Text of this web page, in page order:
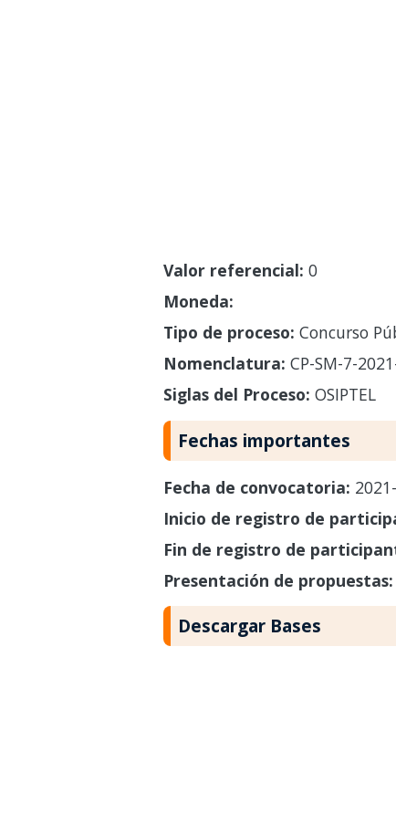
Valor referencial: 0
Moneda:
Tipo de proceso: Concurso
Nomenclatura: CP-SM-7-
Siglas del Proceso: OSIPTEL
Fechas importantes
Fecha de convocatoria:
Inicio de registro de
Fin de registro de
Presentación de propuestas:
Descargar Bases